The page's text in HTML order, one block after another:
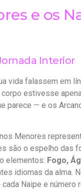
e os
Interior
vida falassem em
estivesse
parece — e os
Menores
são o espelho das
elementos: Fogo,
idiomas da alma.
Naipe e número